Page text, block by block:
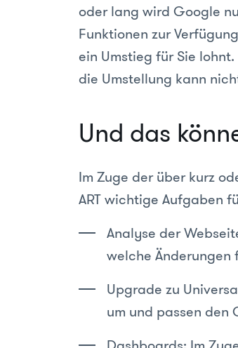
oder lang wird Google
Funktionen zur
ein Umstieg für Sie
die Umstellung kann
Und das
Im Zuge der über kurz
ART wichtige Aufgaben
Analyse der
welche
Upgrade zu
um und passen den